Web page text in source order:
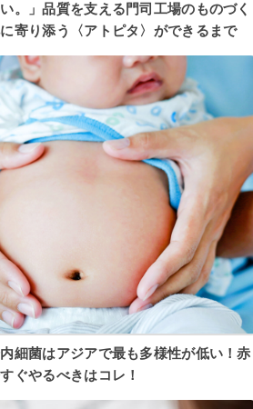
。」品質を支える門司工場のものづく
寄り添う〈アトピタ〉ができるまで
細菌はアジアで最も多様性が低い！赤
ぐやるべきはコレ！